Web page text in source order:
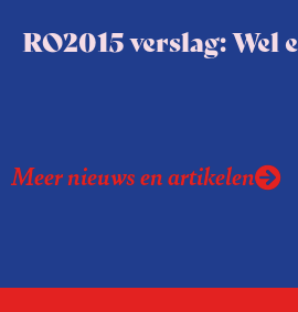
RO2015 verslag: Wel
Meer nieuws en artikelen